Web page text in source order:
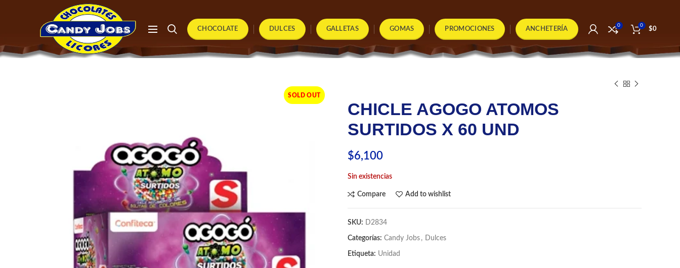
CHOCOLATE DULCES GALLETAS GOMAS PROMOCIONES ANCHETERÍA
0 0
$0
SOLD OUT
CHICLE AGOGO ATOMOS
SURTIDOS X 60 UND
$6,100
Sin existencias
Compare Add to wishlist
SKU: D2834
Categorías: Candy Jobs , Dulces
Etiqueta: Unidad